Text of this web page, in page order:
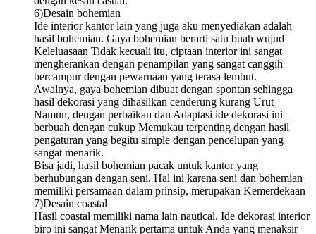
6)Desain bohemian
Ide interior kantor lain yang juga aku menyediakan adalah
hasil bohemian. Gaya bohemian berarti satu buah wujud
Keleluasaan Tidak kecuali itu, ciptaan interior ini sangat
mengherankan dengan penampilan yang sangat canggih
bercampur dengan pewarnaan yang terasa lembut.
Awalnya, gaya bohemian dibuat dengan spontan sehingga
hasil dekorasi yang dihasilkan cenderung kurang Urut
Namun, dengan perbaikan dan Adaptasi ide dekorasi ini
berbuah dengan cukup Memukau terpenting dengan hasil
pengaturan yang begitu simple dengan pencelupan yang
sangat menarik.
Bisa jadi, hasil bohemian pacak untuk kantor yang
berhubungan dengan seni. Hal ini karena seni dan bohemian
memiliki persamaan dalam prinsip, merupakan Kemerdekaan
7)Desain coastal
Hasil coastal memiliki nama lain nautical. Ide dekorasi interior
biro ini sangat Menarik pertama untuk Anda yang menaksir